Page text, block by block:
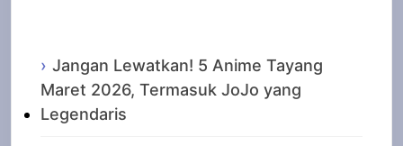
Jangan Lewatkan! 5 Anime Tayang
Maret 2026, Termasuk JoJo yang
Legendaris